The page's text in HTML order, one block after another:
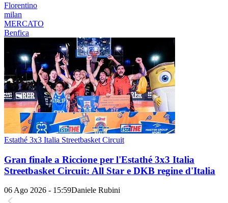
Florentino
milan
MERCATO
Benfica
Estathé 3x3 Italia Streetbasket Circuit
Gran finale a Riccione per l'Estathé 3x3 Italia
Streetbasket Circuit: All Star e DKB regine d'Italia
06 Ago 2026 - 15:59Daniele Rubini